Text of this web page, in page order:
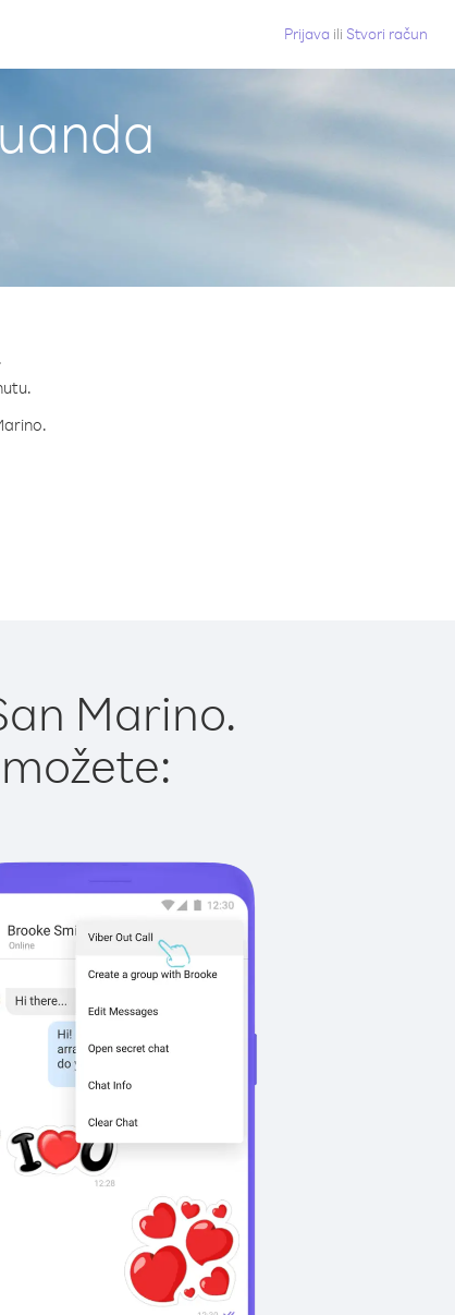
Prijava ili Stvori račun
Marino.